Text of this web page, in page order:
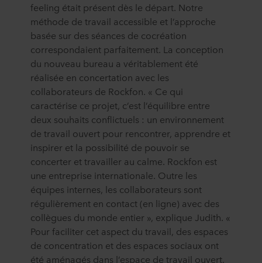
feeling était présent dès le départ. Notre
méthode de travail accessible et l’approche
basée sur des séances de cocréation
correspondaient parfaitement. La conception
du nouveau bureau a véritablement été
réalisée en concertation avec les
collaborateurs de Rockfon. « Ce qui
caractérise ce projet, c’est l’équilibre entre
deux souhaits conflictuels : un environnement
de travail ouvert pour rencontrer, apprendre et
inspirer et la possibilité de pouvoir se
concerter et travailler au calme. Rockfon est
une entreprise internationale. Outre les
équipes internes, les collaborateurs sont
régulièrement en contact (en ligne) avec des
collègues du monde entier », explique Judith. «
Pour faciliter cet aspect du travail, des espaces
de concentration et des espaces sociaux ont
été aménagés dans l’espace de travail ouvert.